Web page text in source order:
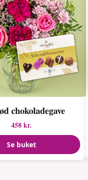
chokoladegave
458 kr.
Se buket